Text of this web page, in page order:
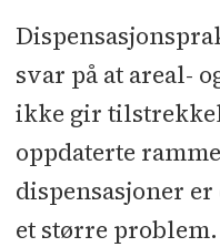
svar på at areal-
ikke gir
oppdaterte
dispensasjoner
et større problem.